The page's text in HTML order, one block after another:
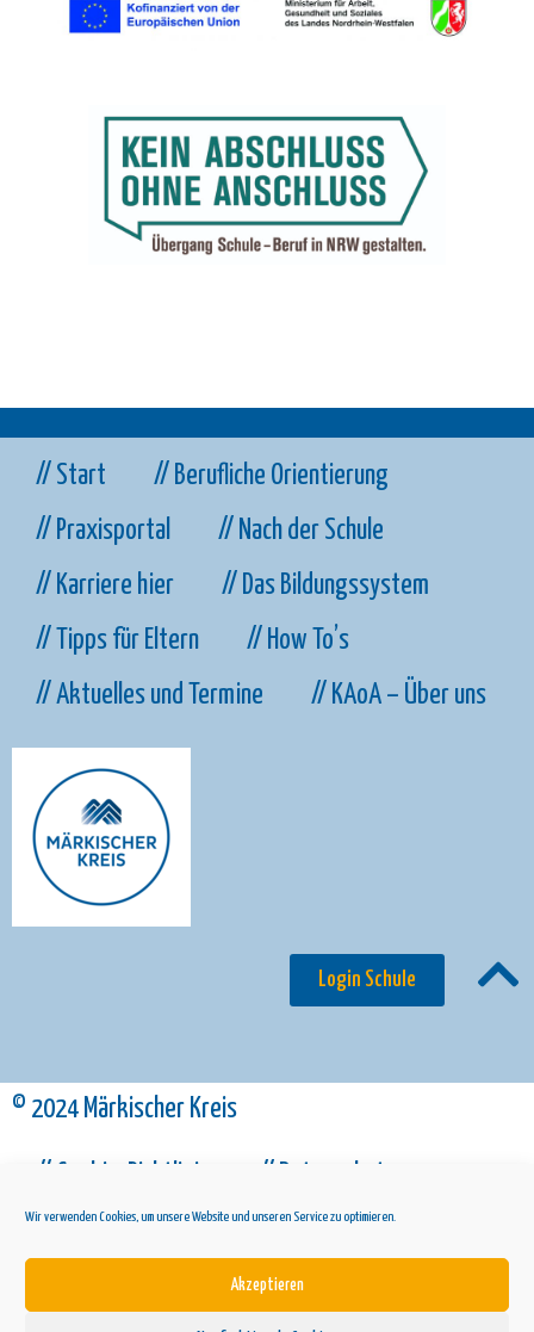
Wir verwenden Cookies, um unsere Website und unseren Service zu optimieren.
Akzeptieren
// Start
// Berufliche Orientierung
// Praxisportal
// Nach der Schule
// Karriere hier
// Das Bildungssystem
// Tipps für Eltern
// How To’s
// Aktuelles und Termine
// KAoA – Über uns
Login Schule
© 2024 Märkischer Kreis
// Impressum